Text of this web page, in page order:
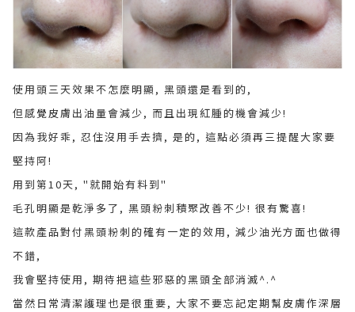
使用頭三天效果不怎麼明顯, 黑頭還是看到的,
但感覺皮膚出油量會減少, 而且出現紅腫的機會減少!
因為我好乖, 忍住沒用手去擠, 是的, 這點必須再三提醒大家要
堅持阿!
用到第10天, "就開始有料到"
毛孔明顯是乾淨多了, 黑頭粉刺積聚改善不少! 很有驚喜!
這款產品對付黑頭粉刺的確有一定的效用, 減少油光方面也做得
不錯,
我會堅持使用, 期待把這些邪惡的黑頭全部消滅^.^
當然日常清潔護理也是很重要, 大家不要忘記定期幫皮膚作深層